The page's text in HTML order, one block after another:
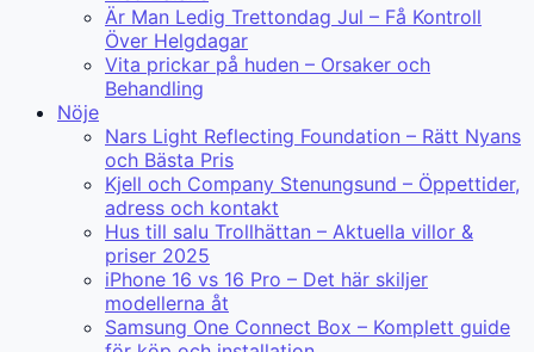
Är Man Ledig Trettondag Jul – Få Kontroll
Över Helgdagar
Vita prickar på huden – Orsaker och
Behandling
Nöje
Nars Light Reflecting Foundation – Rätt Nyans
och Bästa Pris
Kjell och Company Stenungsund – Öppettider,
adress och kontakt
Hus till salu Trollhättan – Aktuella villor &
priser 2025
iPhone 16 vs 16 Pro – Det här skiljer
modellerna åt
Samsung One Connect Box – Komplett guide